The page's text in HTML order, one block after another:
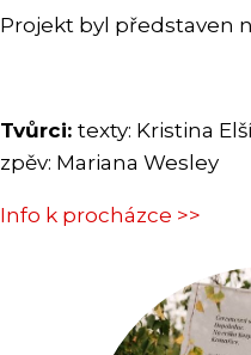
Projekt byl představen
Tvůrci: texty: Kristina
zpěv: Mariana Wesley
Info k procházce >>